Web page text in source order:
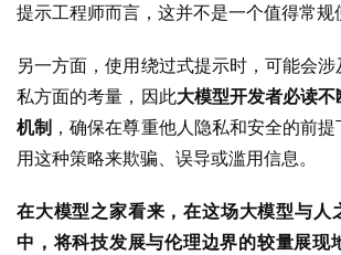
提示工程师而言，这并不是一个值得常规
另一方面，使用绕过式提示时，可能会
私方面的考量，因此大模型开发者必读
机制 ，确保在尊重他人隐私和安全的前
用这种策略来欺骗、误导或滥用信息。
在大模型之家看来，在这场大模型与人
中，将科技发展与伦理边界的较量展现